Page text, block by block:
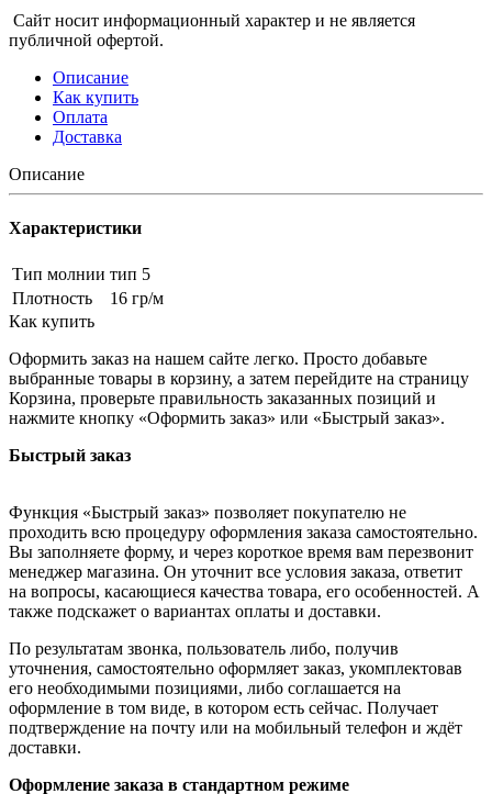
Сайт носит информационный характер и не является
публичной офертой.
Описание
Как купить
Оплата
Доставка
Описание
Характеристики
Тип молнии тип 5
Плотность
16 гр/м
Как купить
Оформить заказ на нашем сайте легко. Просто добавьте
выбранные товары в корзину, а затем перейдите на страницу
Корзина, проверьте правильность заказанных позиций и
нажмите кнопку «Оформить заказ» или «Быстрый заказ».
Быстрый заказ
Функция «Быстрый заказ» позволяет покупателю не
проходить всю процедуру оформления заказа самостоятельно.
Вы заполняете форму, и через короткое время вам перезвонит
менеджер магазина. Он уточнит все условия заказа, ответит
на вопросы, касающиеся качества товара, его особенностей. А
также подскажет о вариантах оплаты и доставки.
По результатам звонка, пользователь либо, получив
уточнения, самостоятельно оформляет заказ, укомплектовав
его необходимыми позициями, либо соглашается на
оформление в том виде, в котором есть сейчас. Получает
подтверждение на почту или на мобильный телефон и ждёт
доставки.
Оформление заказа в стандартном режиме